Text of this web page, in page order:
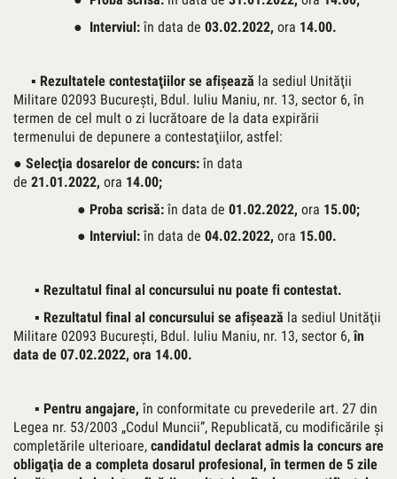
● Interviul: în data de 03.02.2022, ora 14.00.
▪ Rezultatele contestaţiilor se afişează la sediul Unităţii
Militare 02093 Bucureşti, Bdul. Iuliu Maniu, nr. 13, sector 6, în
termen de cel mult o zi lucrătoare de la data expirării
termenului de depunere a contestaţiilor, astfel:
● Selecţia dosarelor de concurs: în data
de 21.01.2022, ora 14.00;
● Proba scrisă: în data de 01.02.2022, ora 15.00;
● Interviul: în data de 04.02.2022, ora 15.00.
▪ Rezultatul final al concursului nu poate fi contestat.
▪ Rezultatul final al concursului se afişează la sediul Unităţii
Militare 02093 Bucureşti, Bdul. Iuliu Maniu, nr. 13, sector 6,în
data de 07.02.2022, ora 14.00.
▪ Pentru angajare, în conformitate cu prevederile art. 27 din
Legea nr. 53/2003 „Codul Muncii”, Republicată, cu modificările şi
completările ulterioare, candidatul declarat admis la concurs are
obligaţia de a completa dosarul profesional, în termen de 5 zile